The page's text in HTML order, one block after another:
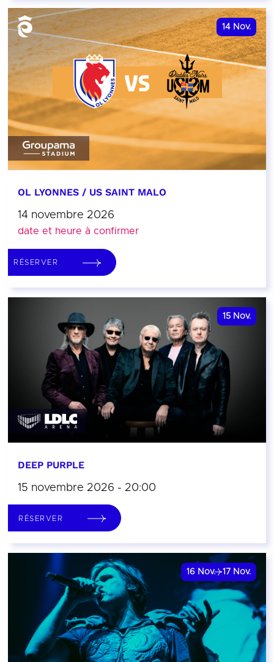
14 Nov.
OL LYONNES / US SAINT MALO
14 novembre 2026
date et heure à confirmer
RÉSERVER
15 Nov.
DEEP PURPLE
15 novembre 2026 - 20:00
RÉSERVER
16 Nov. 17 Nov.